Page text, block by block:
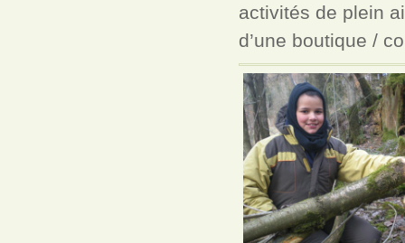
activités de plein
d’une boutique /